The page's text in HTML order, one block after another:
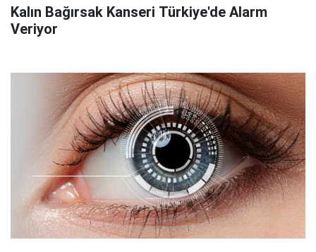
Kalın Bağırsak Kanseri Türkiye'de Alarm
Veriyor